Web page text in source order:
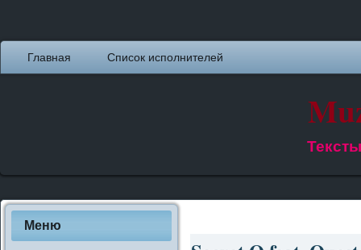
Главная Список исполнителей
Меню